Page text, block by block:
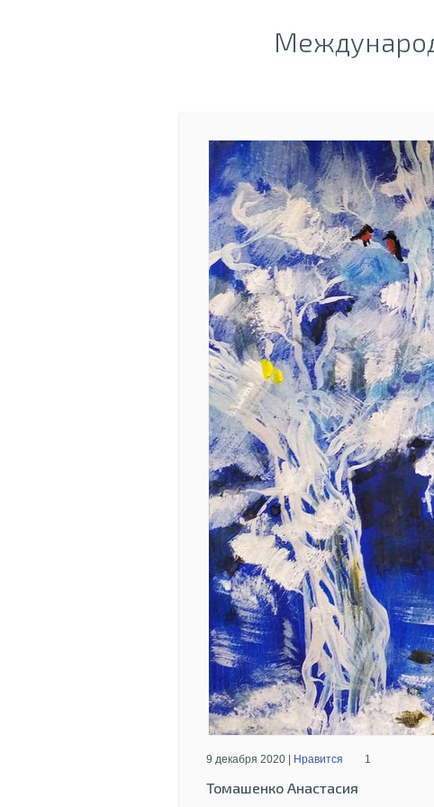
9 декабря 2020 | Нравится 1
Томашенко Анастасия